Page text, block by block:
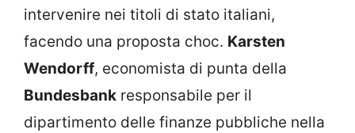
intervenire nei titoli di stato italiani,
facendo una proposta choc. Karsten
Wendorff, economista di punta della
Bundesbank responsabile per il
dipartimento delle finanze pubbliche nella